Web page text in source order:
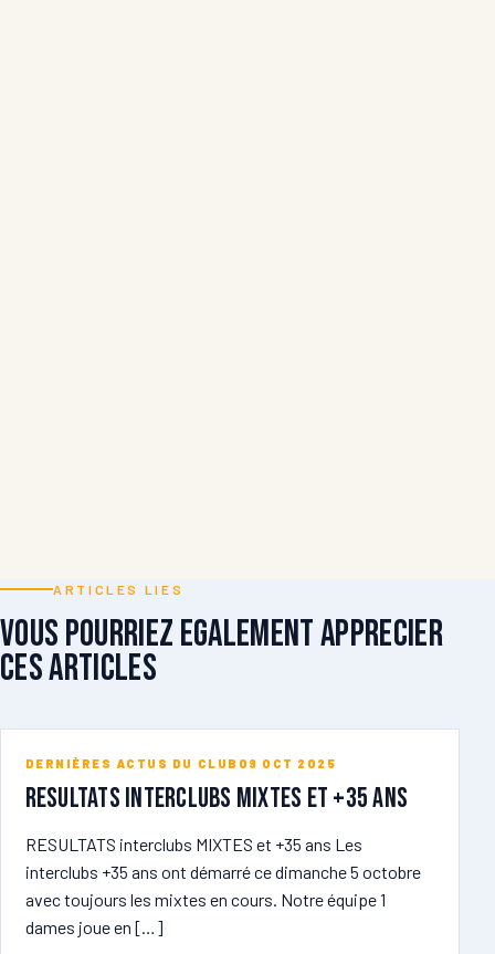
ARTICLES LIES
Vous pourriez egalement apprecier
ces articles
DERNIÈRES ACTUS DU CLUB 09 OCT 2025
RESULTATS Interclubs MIXTES et +35 ans
RESULTATS interclubs MIXTES et +35 ans Les
interclubs +35 ans ont démarré ce dimanche 5 octobre
avec toujours les mixtes en cours. Notre équipe 1
dames joue en […]